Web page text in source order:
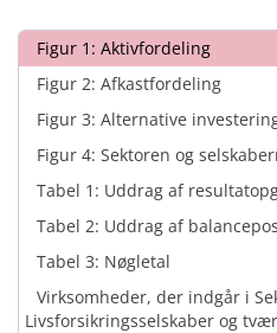
Figur 1: Aktivfordeling
Figur 2: Afkastfordeling
Figur 3: Alternative
Figur 4: Sektoren og
Tabel 1: Uddrag af
Tabel 2: Uddrag af
Tabel 3: Nøgletal
Virksomheder, der indgår i
Livsforsikringsselskaber og